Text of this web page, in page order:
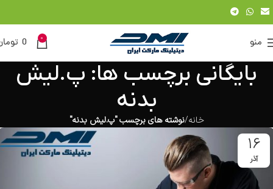
منو 0
0
بایگانی برچسب ها: پ.لیش
بدنه
خانه نوشته های برچسب "پ.لیش بدنه"
16
آذر